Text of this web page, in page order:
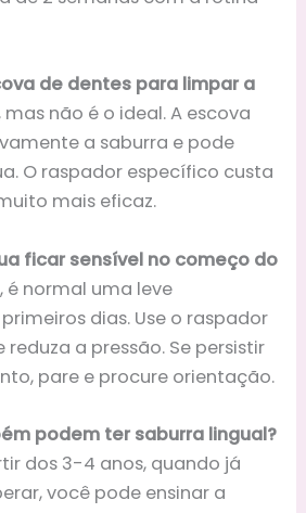
de dentes para limpar a
não é o ideal. A escova
a saburra e pode
O raspador específico custa
mais eficaz.
ficar sensível no começo do
é normal uma leve
dias. Use o raspador
a pressão. Se persistir
pare e procure orientação.
podem ter saburra lingual?
dos 3-4 anos, quando já
você pode ensinar a